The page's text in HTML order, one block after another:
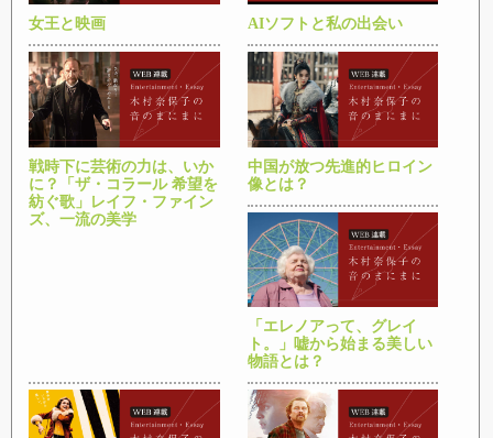
女王と映画 AIソフトと私の出会い
戦時下に芸術の力は、いか
に？「ザ・コラール 希望を
紡ぐ歌」レイフ・ファイン
ズ、一流の美学
中国が放つ先進的ヒロイン
像とは？
「エレノアって、グレイ
ト。」嘘から始まる美しい
物語とは？